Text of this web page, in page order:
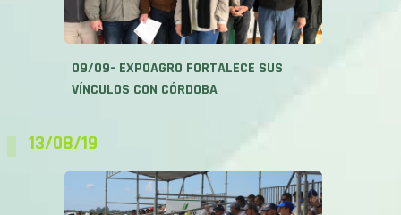
09/09- EXPOAGRO FORTALECE SUS
VÍNCULOS CON CÓRDOBA
13/08/19